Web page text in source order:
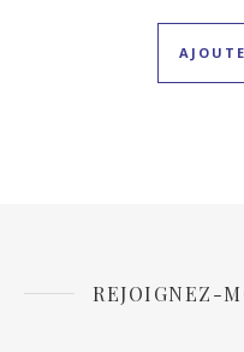
REJOIGNEZ-